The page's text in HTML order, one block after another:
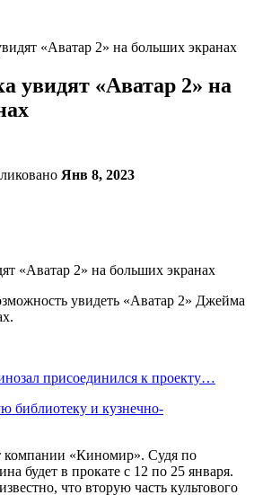
«Аватар 2» на больших экранах
увидят «Аватар 2» на
Янв 8, 2023
увидеть «Аватар 2» Джейма
присоединился к проекту…
библиотеку и кузнечно-
компании «Киномир». Судя по
будет в прокате с 12 по 25 января.
что вторую часть культового